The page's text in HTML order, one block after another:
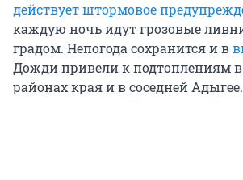
действует штормовое
каждую ночь идут грозовые
градом. Непогода сохранится и в
Дожди привели к подтоплениям в
районах края и в соседней Адыгее.